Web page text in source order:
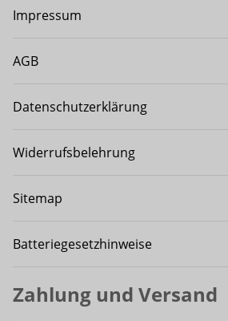
Impressum
AGB
Datenschutzerklärung
Widerrufsbelehrung
Sitemap
Batteriegesetzhinweise
Zahlung und Versand